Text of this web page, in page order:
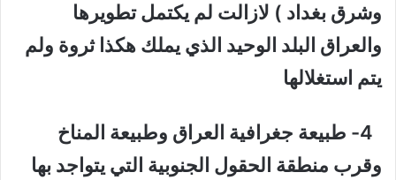
وشرق بغداد ) لازالت لم يكتمل تطويرها
والعراق البلد الوحيد الذي يملك هكذا ثروة ولم
يتم استغلالها
4- طبيعة جغرافية العراق وطبيعة المناخ
وقرب منطقة الحقول الجنوبية التي يتواجد بها